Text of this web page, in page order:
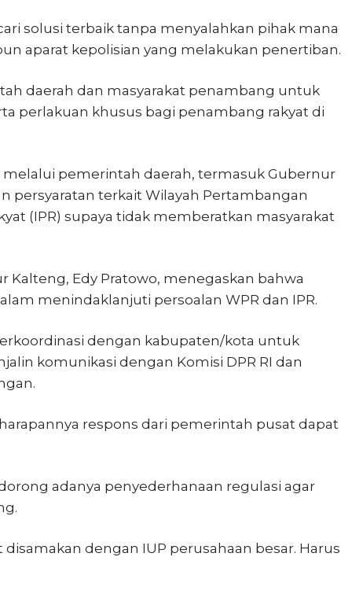
solusi terbaik tanpa menyalahkan pihak mana
aparat kepolisian yang melakukan penertiban.
daerah dan masyarakat penambang untuk
perlakuan khusus bagi penambang rakyat di
pemerintah daerah, termasuk Gubernur
persyaratan terkait Wilayah Pertambangan
(IPR) supaya tidak memberatkan masyarakat
Edy Pratowo, menegaskan bahwa
menindaklanjuti persoalan WPR dan IPR.
dengan kabupaten/kota untuk
komunikasi dengan Komisi DPR RI dan
respons dari pemerintah pusat dapat
adanya penyederhanaan regulasi agar
dengan IUP perusahaan besar. Harus